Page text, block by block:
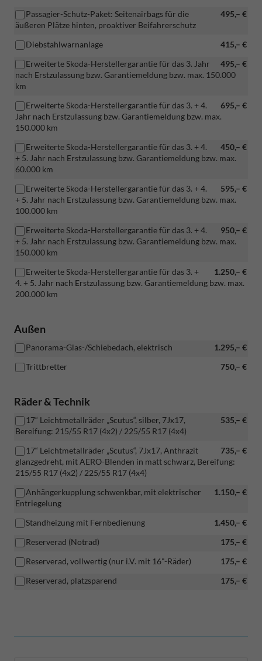
495,– €
Passagier-Schutz-Paket: Seitenairbags für die
äußeren Plätze hinten, proaktiver Beifahrerschutz
415,– €
Diebstahlwarnanlage
495,– €
Erweiterte Skoda-Herstellergarantie für das 3. Jahr
nach Erstzulassung bzw. Garantiemeldung bzw. max. 150.000
km
695,– €
Erweiterte Skoda-Herstellergarantie für das 3. + 4.
Jahr nach Erstzulassung bzw. Garantiemeldung bzw. max.
150.000 km
450,– €
Erweiterte Skoda-Herstellergarantie für das 3. + 4.
+ 5. Jahr nach Erstzulassung bzw. Garantiemeldung bzw. max.
60.000 km
595,– €
Erweiterte Skoda-Herstellergarantie für das 3. + 4.
+ 5. Jahr nach Erstzulassung bzw. Garantiemeldung bzw. max.
100.000 km
950,– €
Erweiterte Skoda-Herstellergarantie für das 3. + 4.
+ 5. Jahr nach Erstzulassung bzw. Garantiemeldung bzw. max.
150.000 km
1.250,– €
Erweiterte Skoda-Herstellergarantie für das 3. +
4. + 5. Jahr nach Erstzulassung bzw. Garantiemeldung bzw. max.
200.000 km
Außen
1.295,– €
Panorama-Glas-/Schiebedach, elektrisch
750,– €
Trittbretter
Räder & Technik
535,– €
17“ Leichtmetallräder „Scutus“, silber, 7Jx17,
Bereifung: 215/55 R17 (4x2) / 225/55 R17 (4x4)
735,– €
17“ Leichtmetallräder „Scutus“, 7Jx17, Anthrazit
glanzgedreht, mit AERO-Blenden in matt schwarz, Bereifung:
215/55 R17 (4x2) / 225/55 R17 (4x4)
1.150,– €
Anhängerkupplung schwenkbar, mit elektrischer
Entriegelung
1.450,– €
Standheizung mit Fernbedienung
175,– €
Reserverad (Notrad)
175,– €
Reserverad, vollwertig (nur i.V. mit 16"-Räder)
175,– €
Reserverad, platzsparend